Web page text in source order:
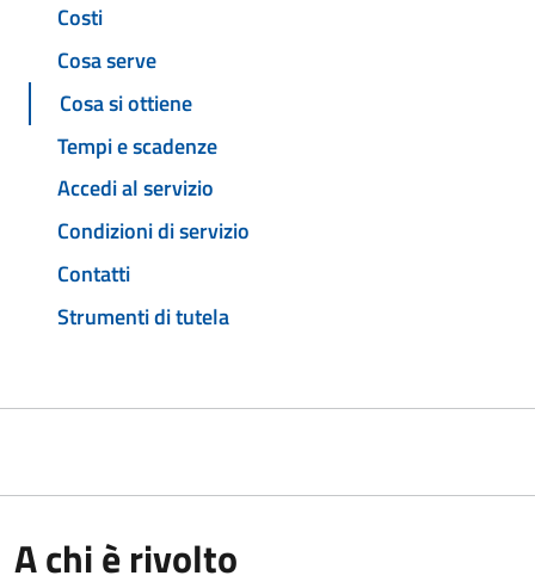
Costi
Cosa serve
Cosa si ottiene
Tempi e scadenze
Accedi al servizio
Condizioni di servizio
Contatti
Strumenti di tutela
A chi è rivolto